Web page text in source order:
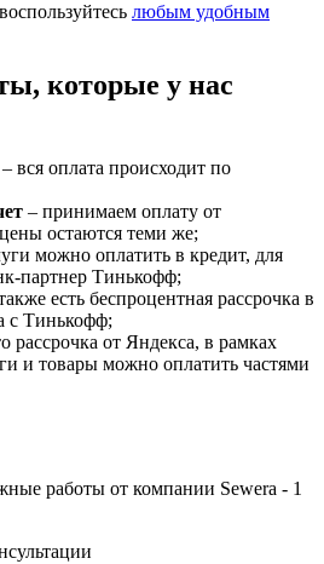
любым удобным
которые у нас
– вся оплата происходит по
– принимаем оплату от
остаются теми же;
можно оплатить в кредит, для
партнер Тинькофф;
есть беспроцентная рассрочка в
с Тинькофф;
рассрочка от Яндекса, в рамках
и товары можно оплатить частями
работы от компании Sewera - 1